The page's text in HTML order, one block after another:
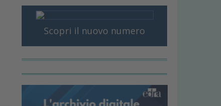
Scopri il nuovo numero